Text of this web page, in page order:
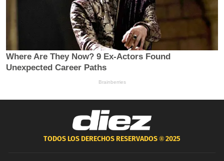
TODOS LOS DERECHOS RESERVADOS ®2025